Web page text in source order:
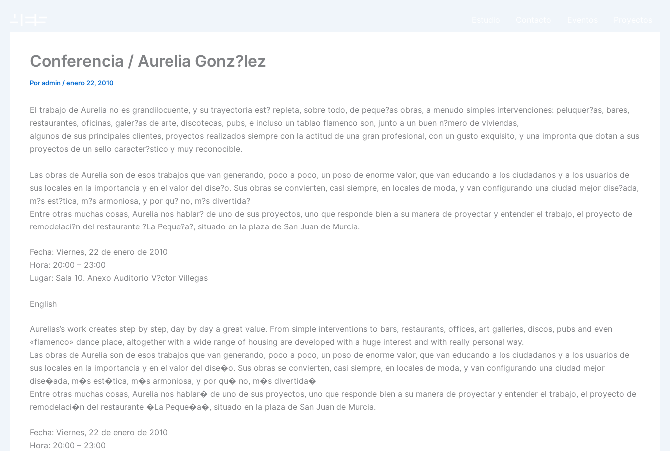
Conferencia / Aurelia Gonz?lez
Poradmin /enero 22, 2010
El trabajo de Aurelia no es grandilocuente, y su trayectoria est? repleta, sobre todo, de peque?as obras, a menudo simples intervenciones: peluquer?as, bares,
restaurantes, oficinas, galer?as de arte, discotecas, pubs, e incluso un tablao flamenco son, junto a un buen n?mero de viviendas,
algunos de sus principales clientes, proyectos realizados siempre con la actitud de una gran profesional, con un gusto exquisito, y una impronta que dotan a sus
proyectos de un sello caracter?stico y muy reconocible.
Las obras de Aurelia son de esos trabajos que van generando, poco a poco, un poso de enorme valor, que van educando a los ciudadanos y a los usuarios de
sus locales en la importancia y en el valor del dise?o. Sus obras se convierten, casi siempre, en locales de moda, y van configurando una ciudad mejor dise?ada,
m?s est?tica, m?s armoniosa, y por qu? no, m?s divertida?
Entre otras muchas cosas, Aurelia nos hablar? de uno de sus proyectos, uno que responde bien a su manera de proyectar y entender el trabajo, el proyecto de
remodelaci?n del restaurante ?La Peque?a?, situado en la plaza de San Juan de Murcia.
Fecha: Viernes, 22 de enero de 2010
Hora: 20:00 – 23:00
Lugar: Sala 10. Anexo Auditorio V?ctor Villegas
English
Aurelias’s work creates step by step, day by day a great value. From simple interventions to bars, restaurants, offices, art galleries, discos, pubs and even
«flamenco» dance place, altogether with a wide range of housing are developed with a huge interest and with really personal way.
Las obras de Aurelia son de esos trabajos que van generando, poco a poco, un poso de enorme valor, que van educando a los ciudadanos y a los usuarios de
sus locales en la importancia y en el valor del dise�o. Sus obras se convierten, casi siempre, en locales de moda, y van configurando una ciudad mejor
dise�ada, m�s est�tica, m�s armoniosa, y por qu� no, m�s divertida�
Entre otras muchas cosas, Aurelia nos hablar� de uno de sus proyectos, uno que responde bien a su manera de proyectar y entender el trabajo, el proyecto de
remodelaci�n del restaurante �La Peque�a�, situado en la plaza de San Juan de Murcia.
Fecha: Viernes, 22 de enero de 2010
Hora: 20:00 – 23:00